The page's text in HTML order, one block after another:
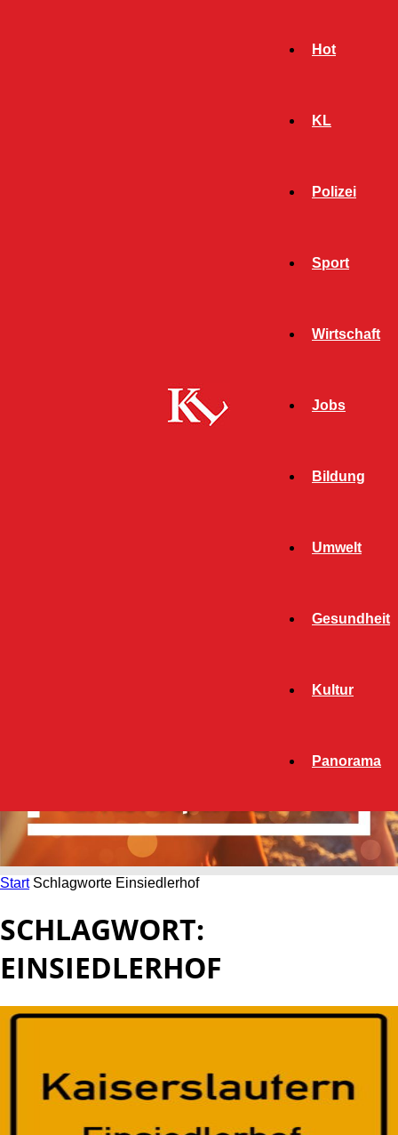
Hot
KL
Polizei
Sport
Wirtschaft
Jobs
Bildung
Umwelt
Gesundheit
Kultur
Panorama
Start Schlagworte Einsiedlerhof
SCHLAGWORT:
EINSIEDLERHOF